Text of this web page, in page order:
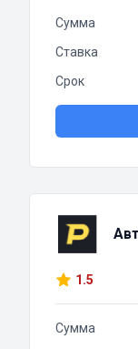
Сумма
Ставка
Срок
1.5
Сумма